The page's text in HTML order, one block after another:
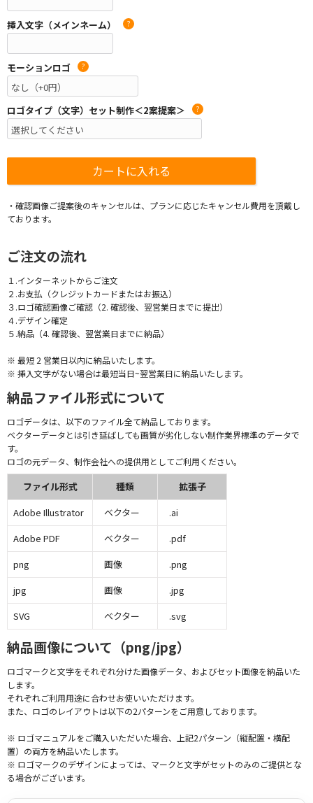
挿入文字（メインネーム） ?
モーションロゴ ?
ロゴタイプ（文字）セット制作＜2案提案＞ ?
・確認画像ご提案後のキャンセルは、プランに応じたキャンセル費用を頂戴し
ております。
ご注文の流れ
１.インターネットからご注文
２.お支払（クレジットカードまたはお振込）
３.ロゴ確認画像ご確認（2. 確認後、翌営業日までに提出）
４.デザイン確定
５.納品（4. 確認後、翌営業日までに納品）
※ 最短 2 営業日以内に納品いたします。
※ 挿入文字がない場合は最短当日~翌営業日に納品いたします。
納品ファイル形式について
ロゴデータは、以下のファイル全て納品しております。
ベクターデータとは引き延ばしても画質が劣化しない制作業界標準のデータで
す。
ロゴの元データ、制作会社への提供用としてご利用ください。
ファイル形式 種類
拡張子
Adobe Illustrator
ベクター
.ai
Adobe PDF
ベクター
.pdf
png
画像
.png
jpg
画像
.jpg
SVG
ベクター .svg
納品画像について（png/jpg）
ロゴマークと文字をそれぞれ分けた画像データ、およびセット画像を納品いた
します。
それぞれご利用用途に合わせお使いいただけます。
また、ロゴのレイアウトは以下の2パターンをご用意しております。
※ ロゴマニュアルをご購入いただいた場合、上記2パターン（縦配置・横配
置）の両方を納品いたします。
※ ロゴマークのデザインによっては、マークと文字がセットのみのご提供とな
る場合がございます。